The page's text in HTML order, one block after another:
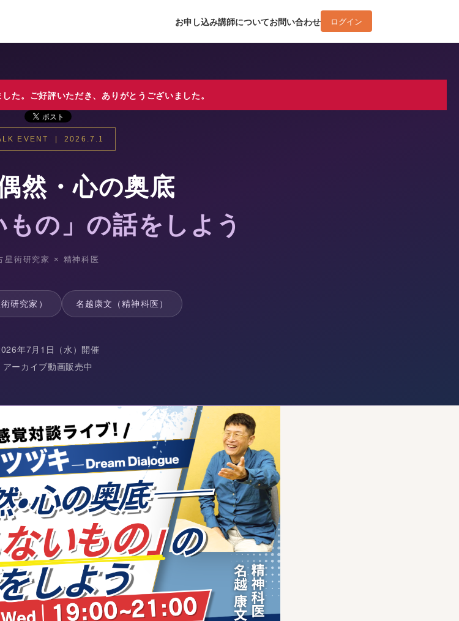
お申し込み講師についてお問い合わせ ログイン
た。ご好評いただき、ありがとうございました。
EVENT | 2026.7.1
然・心の奥底
もの」の話をしよう
星術研究家 × 精神科医
研究家） 名越康文（精神科医）
年7月1日（水）開催
アーカイブ動画販売中